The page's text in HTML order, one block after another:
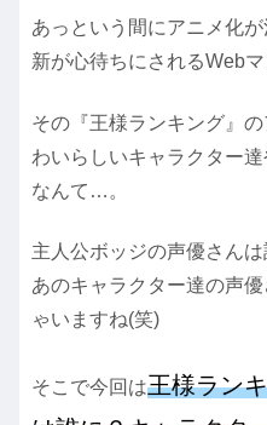
あっという間にアニメ化
新が心待ちにされるWebマ
その『王様ランキング』
わいらしいキャラクター
なんて…。
主人公ボッジの声優さん
あのキャラクター達の声
ゃいますね(笑)
そこで今回は王様ラン